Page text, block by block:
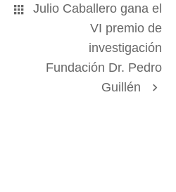
Julio Caballero gana el
VI premio de
investigación
Fundación Dr. Pedro
Guillén